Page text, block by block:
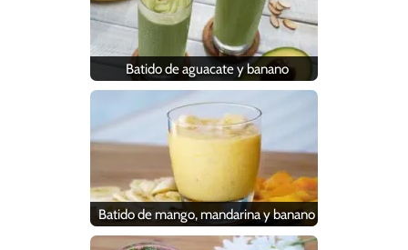
Batido de aguacate y banano
Batido de mango, mandarina y banano